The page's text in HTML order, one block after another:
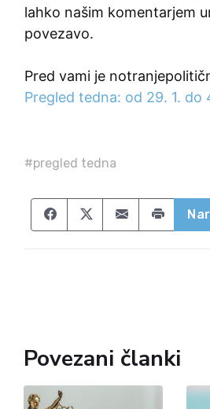
lahko našim komentarjem
povezavo.
Pred vami je
Pregled tedna: od 29. 1. do
#pregled tedna
Share on Facebook
Share on Twitter
Share by
Povezani članki